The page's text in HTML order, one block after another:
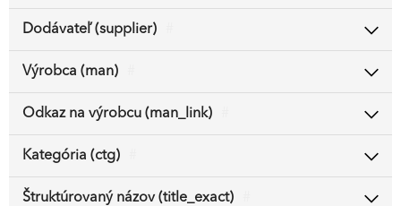
Dodávateľ (supplier)
Výrobca (man)
Odkaz na výrobcu (man_link)
Kategória (ctg)
Štruktúrovaný názov (title_exact)